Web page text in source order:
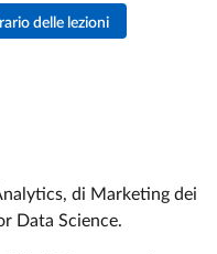
delle lezioni
di Marketing dei
Data Science.